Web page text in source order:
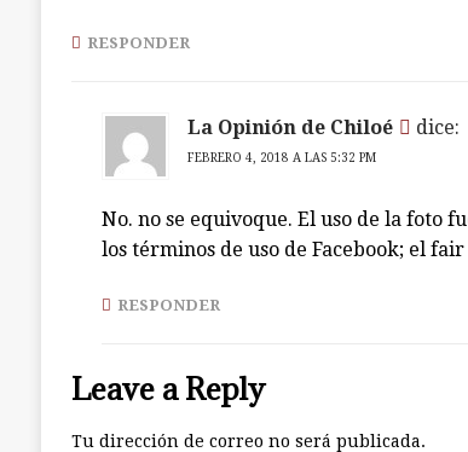
RESPONDER
La Opinión de Chiloé dice:
FEBRERO 4, 2018 A LAS 5:32 PM
No. no se equivoque. El uso de la foto
los términos de uso de Facebook; el
RESPONDER
Leave a Reply
Tu dirección de correo no será publicada.